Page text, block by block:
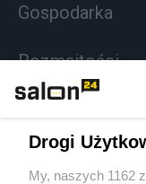
Gospodarka
Rozmaitości
Sport
Drogi
My, naszych 1162